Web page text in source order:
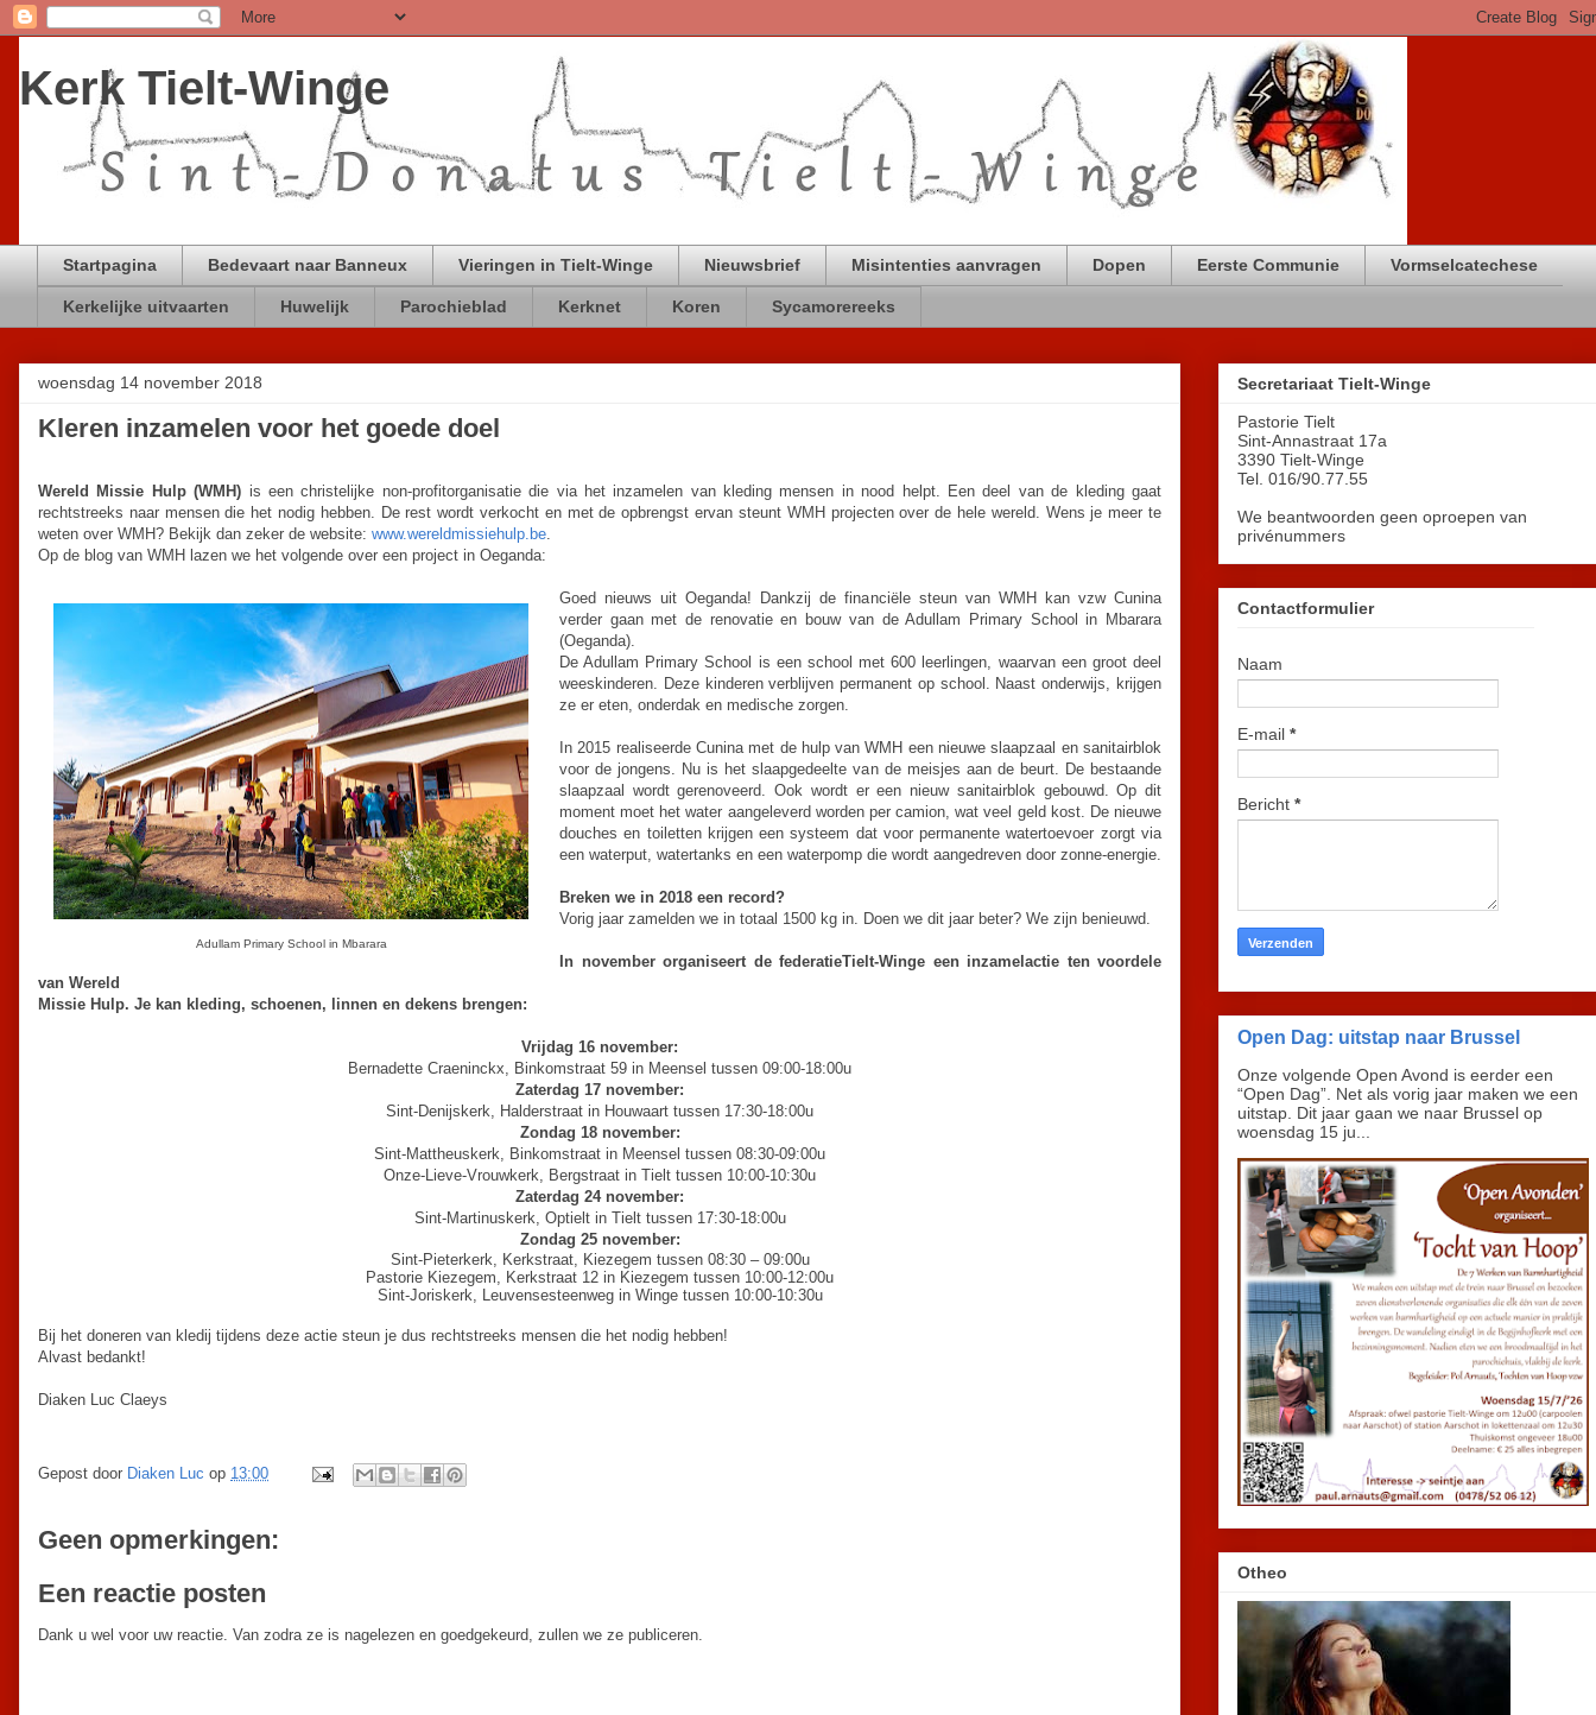
Kerk Tielt-Winge
Startpagina Bedevaart naar Banneux Vieringen in Tielt-Winge Nieuwsbrief Misintenties aanvragen Dopen Eerste Communie Vormselcatechese
Kerkelijke uitvaarten Huwelijk Parochieblad Kerknet Koren Sycamorereeks
woensdag 14 november 2018
Kleren inzamelen voor het goede doel
Wereld Missie Hulp (WMH) is een christelijke non-profitorganisatie die via het inzamelen van kleding mensen in nood helpt. Een deel van de kleding gaat
rechtstreeks naar mensen die het nodig hebben. De rest wordt verkocht en met de opbrengst ervan steunt WMH projecten over de hele wereld. Wens je meer te
weten over WMH? Bekijk dan zeker de website: www.wereldmissiehulp.be
Op de blog van WMH lazen we het volgende over een project in Oeganda:
Adullam Primary School in Mbarara
Goed nieuws uit Oeganda! Dankzij de financiële steun van WMH kan vzw Cunina
verder gaan met de renovatie en bouw van de Adullam Primary School in Mbarara
(Oeganda).
De Adullam Primary School is een school met 600 leerlingen, waarvan een groot deel
weeskinderen. Deze kinderen verblijven permanent op school. Naast onderwijs, krijgen
ze er eten, onderdak en medische zorgen.
In 2015 realiseerde Cunina met de hulp van WMH een nieuwe slaapzaal en sanitairblok
voor de jongens. Nu is het slaapgedeelte van de meisjes aan de beurt. De bestaande
slaapzaal wordt gerenoveerd. Ook wordt er een nieuw sanitairblok gebouwd. Op dit
moment moet het water aangeleverd worden per camion, wat veel geld kost. De nieuwe
douches en toiletten krijgen een systeem dat voor permanente watertoevoer zorgt via
een waterput, watertanks en een waterpomp die wordt aangedreven door zonne-energie.
Breken we in 2018 een record?
Vorig jaar zamelden we in totaal 1500 kg in. Doen we dit jaar beter? We zijn benieuwd.
In november organiseert de federatieTielt-Winge een inzamelactie ten voordele
van Wereld
Missie Hulp. Je kan kleding, schoenen, linnen en dekens brengen:
Vrijdag 16 november:
Bernadette Craeninckx, Binkomstraat 59 in Meensel tussen 09:00-18:00u
Zaterdag 17 november:
Sint-Denijskerk, Halderstraat in Houwaart tussen 17:30-18:00u
Zondag 18 november:
Sint-Mattheuskerk, Binkomstraat in Meensel tussen 08:30-09:00u
Onze-Lieve-Vrouwkerk, Bergstraat in Tielt tussen 10:00-10:30u
Zaterdag 24 november:
Sint-Martinuskerk, Optielt in Tielt tussen 17:30-18:00u
Zondag 25 november:
Sint-Pieterkerk, Kerkstraat, Kiezegem tussen 08:30 – 09:00u
Pastorie Kiezegem, Kerkstraat 12 in Kiezegem tussen 10:00-12:00u
Sint-Joriskerk, Leuvensesteenweg in Winge tussen 10:00-10:30u
Bij het doneren van kledij tijdens deze actie steun je dus rechtstreeks mensen die het nodig hebben!
Alvast bedankt!
Diaken Luc Claeys
Gepost door Diaken Luc op 13:00
Geen opmerkingen:
Een reactie posten
Dank u wel voor uw reactie. Van zodra ze is nagelezen en goedgekeurd, zullen we ze publiceren.
Secretariaat Tielt-Winge
Pastorie Tielt
Sint-Annastraat 17a
3390 Tielt-Winge
Tel. 016/90.77.55
We beantwoorden geen oproepen van
privénummers
Contactformulier
Naam
E-mail *
Bericht *
Open Dag: uitstap naar Brussel
Onze volgende Open Avond is eerder een
“Open Dag”. Net als vorig jaar maken we een
uitstap. Dit jaar gaan we naar Brussel op
woensdag 15 ju...
Otheo